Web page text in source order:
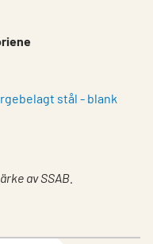
stål - blank
av SSAB.